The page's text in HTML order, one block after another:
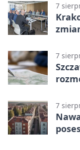
7
7
7